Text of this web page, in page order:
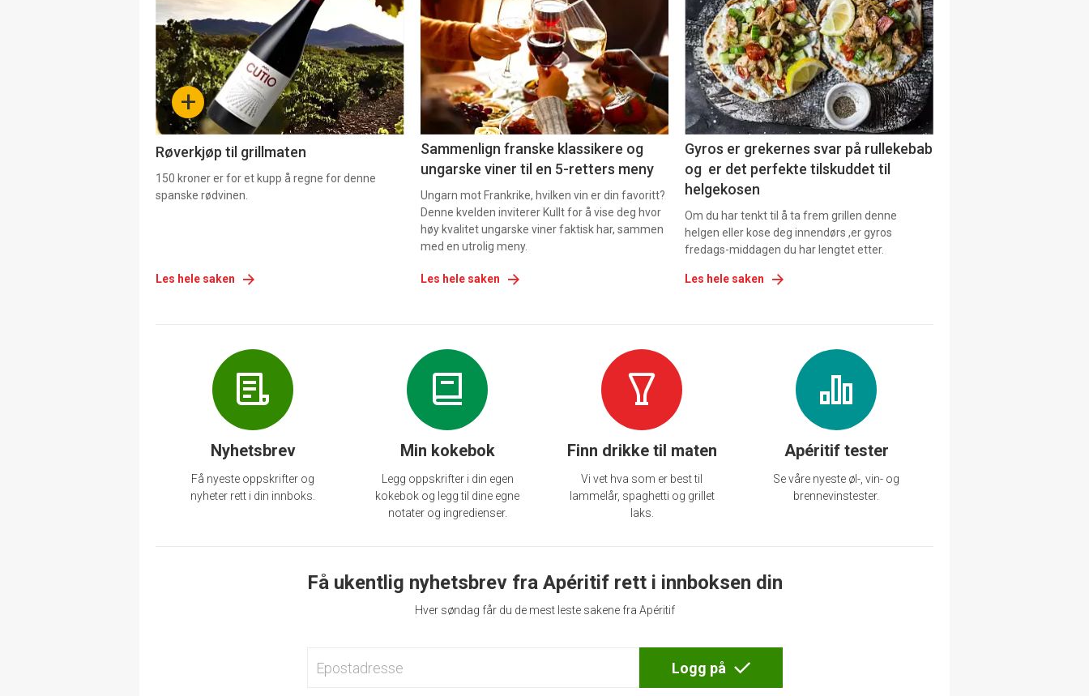
akkurat
nå
-
4 +
Røverkjøp til grillmaten
150 kroner er for et kupp å regne for denne
spanske rødvinen.
Les hele saken
akkurat
nå
-
5
Sammenlign franske klassikere og
ungarske viner til en 5-retters meny
Ungarn mot Frankrike, hvilken vin er din favoritt?
Denne kvelden inviterer Kullt for å vise deg hvor
høy kvalitet ungarske viner faktisk har, sammen
med en utrolig meny.
Les hele saken
akkurat
nå
-
6
Gyros er grekernes svar på rullekebab
og er det perfekte tilskuddet til
helgekosen
Om du har tenkt til å ta frem grillen denne
helgen eller kose deg innendørs ,er gyros
fredags-middagen du har lengtet etter.
Les hele saken
Nyhetsbrev
Få nyeste oppskrifter og
nyheter rett i din innboks.
Min kokebok
Legg oppskrifter i din egen
kokebok og legg til dine egne
notater og ingredienser.
Finn drikke til maten
Vi vet hva som er best til
lammelår, spaghetti og grillet
laks.
Apéritif tester
Se våre nyeste øl-, vin- og
brennevinstester.
Få ukentlig nyhetsbrev fra Apéritif rett i innboksen din
Hver søndag får du de mest leste sakene fra Apéritif
Logg på